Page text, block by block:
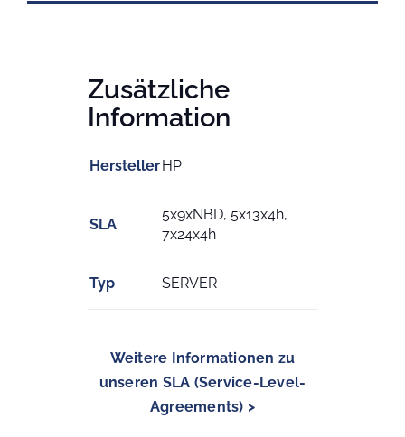
Zusätzliche
Information
HerstellerHP
SLA
5x9xNBD, 5x13x4h,
7x24x4h
Typ SERVER
Weitere Informationen zu
unseren SLA (Service-Level-
Agreements) >